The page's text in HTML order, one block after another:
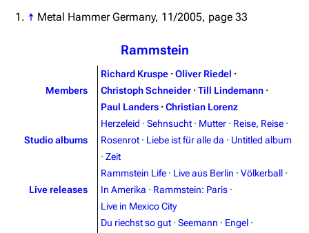
↑ Metal Hammer Germany, 11/2005, page 33
Rammstein
Members
Richard Kruspe · Oliver Riedel ·
Christoph Schneider · Till Lindemann ·
Paul Landers · Christian Lorenz
Studio albums
Herzeleid · Sehnsucht · Mutter · Reise, Reise ·
Rosenrot · Liebe ist für alle da · Untitled album
· Zeit
Live releases
Rammstein Life · Live aus Berlin · Völkerball ·
In Amerika · Rammstein: Paris ·
Live in Mexico City
Du riechst so gut · Seemann · Engel ·